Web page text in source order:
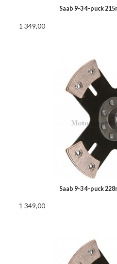
Saab 9-3 4-puck
1 349,00
Saab 9-3 4-puck
1 349,00